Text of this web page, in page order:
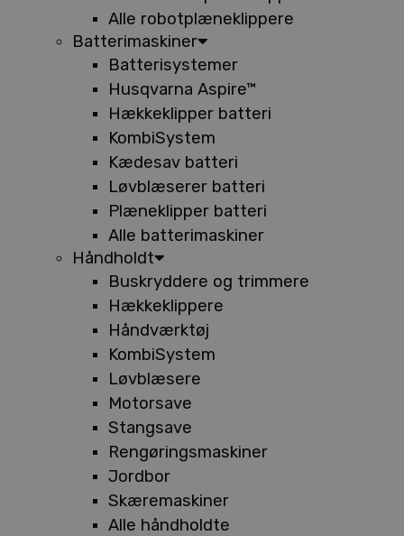
Alle robotplæneklippere
Batterimaskiner
Batterisystemer
Husqvarna Aspire™
Hækkeklipper batteri
KombiSystem
Kædesav batteri
Løvblæserer batteri
Plæneklipper batteri
Alle batterimaskiner
Håndholdt
Buskryddere og trimmere
Hækkeklippere
Håndværktøj
KombiSystem
Løvblæsere
Motorsave
Stangsave
Rengøringsmaskiner
Jordbor
Skæremaskiner
Alle håndholdte